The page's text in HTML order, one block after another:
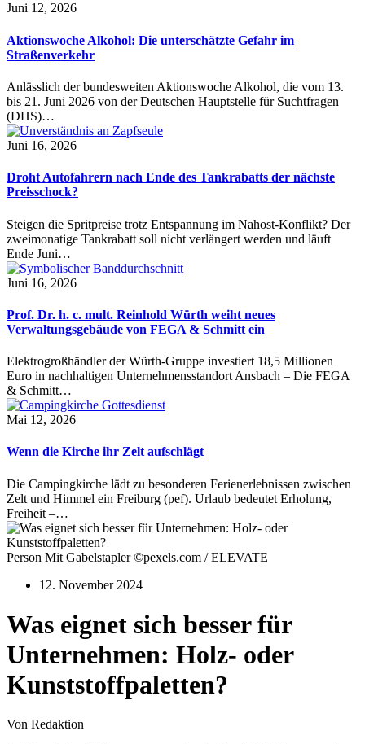
Juni 12, 2026
Aktionswoche Alkohol: Die unterschätzte Gefahr im
Straßenverkehr
Anlässlich der bundesweiten Aktionswoche Alkohol, die vom 13.
bis 21. Juni 2026 von der Deutschen Hauptstelle für Suchtfragen
(DHS)…
Juni 16, 2026
Droht Autofahrern nach Ende des Tankrabatts der nächste
Preisschock?
Steigen die Spritpreise trotz Entspannung im Nahost-Konflikt? Der
zweimonatige Tankrabatt soll nicht verlängert werden und läuft
Ende Juni…
Juni 16, 2026
Prof. Dr. h. c. mult. Reinhold Würth weiht neues
Verwaltungsgebäude von FEGA & Schmitt ein
Elektrogroßhändler der Würth-Gruppe investiert 18,5 Millionen
Euro in nachhaltigen Unternehmensstandort Ansbach – Die FEGA
& Schmitt…
Mai 12, 2026
Wenn die Kirche ihr Zelt aufschlägt
Die Campingkirche lädt zu besonderen Ferienerlebnissen zwischen
Zelt und Himmel ein Freiburg (pef). Urlaub bedeutet Erholung,
Freiheit –…
Person Mit Gabelstapler ©pexels.com / ELEVATE
12. November 2024
Was eignet sich besser für
Unternehmen: Holz- oder
Kunststoffpaletten?
Von Redaktion